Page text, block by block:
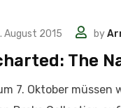
August 2015 by
The
7. Oktober